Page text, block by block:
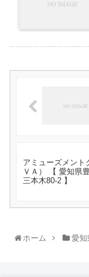
アミューズメント
ＶＡ） 【 愛知県
三本木80-2 】
ホーム 愛知